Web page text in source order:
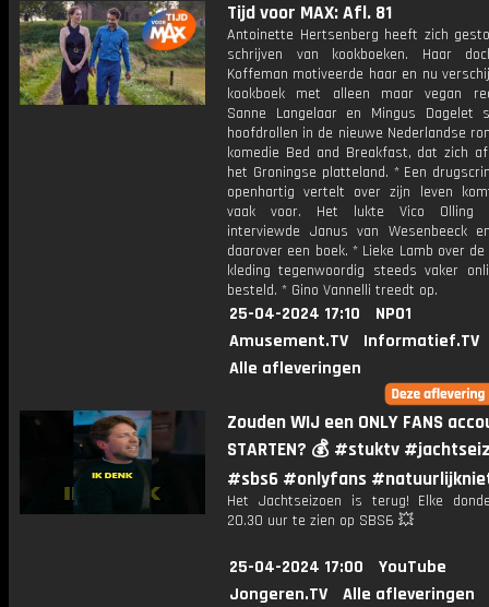
Tijd voor MAX: Afl. 81
Antoinette Hertsenberg heeft zich
schrijven van kookboeken. Haar
Koffeman motiveerde haar en nu
kookboek met alleen maar vegan
Sanne Langelaar en Mingus Dagelet
hoofdrollen in de nieuwe Nederlandse
komedie Bed and Breakfast, dat zich
het Groningse platteland. * Een
openhartig vertelt over zijn leven
vaak voor. Het lukte Vico Olling
interviewde Janus van Wesenbeeck
daarover een boek. * Lieke Lamb over
kleding tegenwoordig steeds vaker
besteld. * Gino Vannelli treedt op.
25-04-2024 17:10
NPO1
Amusement.TV
Informatief.TV
Alle afleveringen
Zouden WIJ een ONLY FANS
STARTEN? 💰 #stuktv
#sbs6 #onlyfans
Het Jachtseizoen is terug! Elke
20.30 uur te zien op SBS6 💥
25-04-2024 17:00
YouTube
Jongeren.TV
Alle afleveringen